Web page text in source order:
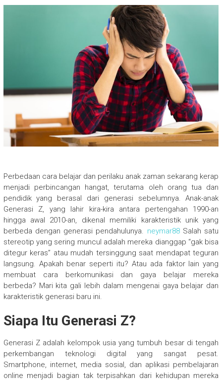
Perbedaan cara belajar dan perilaku anak zaman sekarang kerap
menjadi perbincangan hangat, terutama oleh orang tua dan
pendidik yang berasal dari generasi sebelumnya. Anak-anak
Generasi Z, yang lahir kira-kira antara pertengahan 1990-an
hingga awal 2010-an, dikenal memiliki karakteristik unik yang
berbeda dengan generasi pendahulunya. neymar88Salah satu
stereotip yang sering muncul adalah mereka dianggap “gak bisa
ditegur keras” atau mudah tersinggung saat mendapat teguran
langsung. Apakah benar seperti itu? Atau ada faktor lain yang
membuat cara berkomunikasi dan gaya belajar mereka
berbeda? Mari kita gali lebih dalam mengenai gaya belajar dan
karakteristik generasi baru ini.
Siapa Itu Generasi Z?
Generasi Z adalah kelompok usia yang tumbuh besar di tengah
perkembangan teknologi digital yang sangat pesat.
Smartphone, internet, media sosial, dan aplikasi pembelajaran
online menjadi bagian tak terpisahkan dari kehidupan mereka